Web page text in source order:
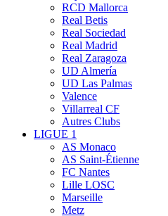
RCD Mallorca
Real Betis
Real Sociedad
Real Madrid
Real Zaragoza
UD Almería
UD Las Palmas
Valence
Villarreal CF
Autres Clubs
LIGUE 1
AS Monaco
AS Saint-Étienne
FC Nantes
Lille LOSC
Marseille
Metz